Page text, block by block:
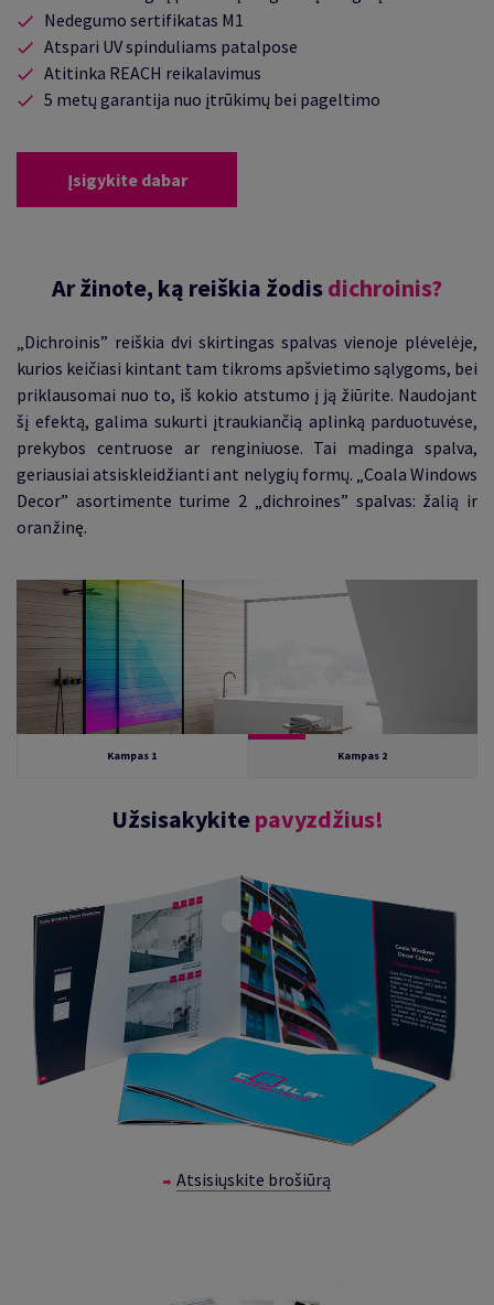
Nedegumo sertifikatas M1
Atspari UV spinduliams patalpose
Atitinka REACH reikalavimus
5 metų garantija nuo įtrūkimų bei pageltimo
Įsigykite dabar
Ar žinote, ką reiškia žodisdichroinis?
„Dichroinis” reiškia dvi skirtingas spalvas vienoje plėvelėje,
kurios keičiasi kintant tam tikroms apšvietimo sąlygoms, bei
priklausomai nuo to, iš kokio atstumo į ją žiūrite. Naudojant
šį efektą, galima sukurti įtraukiančią aplinką parduotuvėse,
prekybos centruose ar renginiuose. Tai madinga spalva,
geriausiai atsiskleidžianti ant nelygių formų. „Coala Windows
Decor” asortimente turime 2 „dichroines” spalvas: žalią ir
oranžinę.
Kampas 1 Kampas 2
Užsisakykitepavyzdžius!
Atsisiųskite brošiūrą